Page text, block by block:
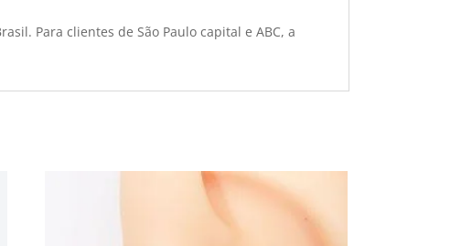
Para clientes de São Paulo capital e ABC, a